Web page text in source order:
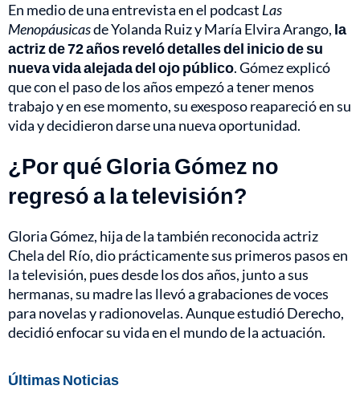
En medio de una entrevista en el podcast Las
Menopáusicasde Yolanda Ruiz y María Elvira Arango, la
actriz de 72 años reveló detalles del inicio de su
nueva vida alejada del ojo público. Gómez explicó
que con el paso de los años empezó a tener menos
trabajo y en ese momento, su exesposo reapareció en su
vida y decidieron darse una nueva oportunidad.
¿Por qué Gloria Gómez no
regresó a la televisión?
Gloria Gómez, hija de la también reconocida actriz
Chela del Río, dio prácticamente sus primeros pasos en
la televisión, pues desde los dos años, junto a sus
hermanas, su madre las llevó a grabaciones de voces
para novelas y radionovelas. Aunque estudió Derecho,
decidió enfocar su vida en el mundo de la actuación.
Últimas Noticias